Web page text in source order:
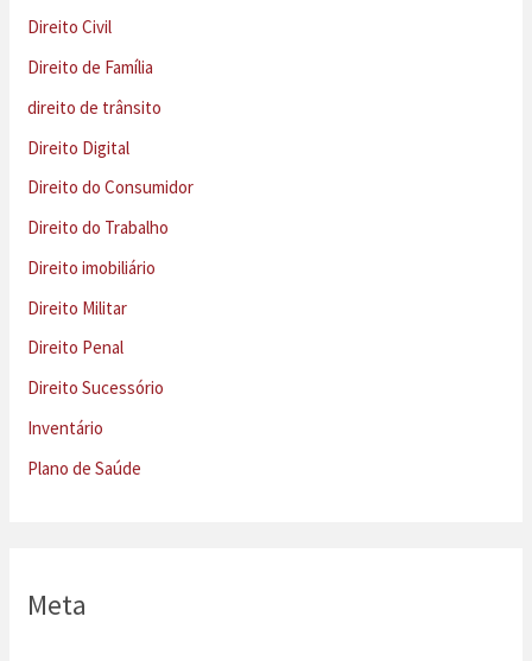
Direito Civil
Direito de Família
direito de trânsito
Direito Digital
Direito do Consumidor
Direito do Trabalho
Direito imobiliário
Direito Militar
Direito Penal
Direito Sucessório
Inventário
Plano de Saúde
Meta